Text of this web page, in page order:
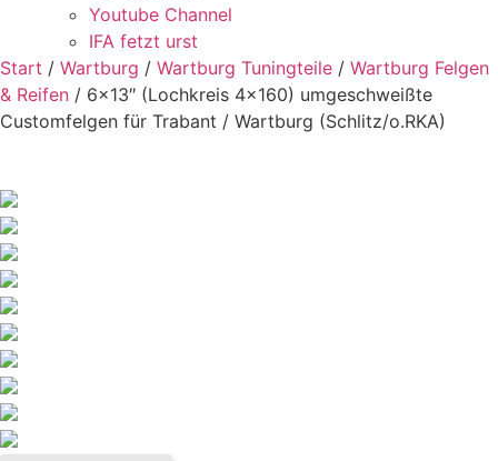
Youtube Channel
IFA fetzt urst
Start / Wartburg / Wartburg Tuningteile / Wartburg Felgen
& Reifen / 6×13″ (Lochkreis 4×160) umgeschweißte
Customfelgen für Trabant / Wartburg (Schlitz/o.RKA)